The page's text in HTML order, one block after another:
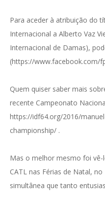
Para aceder à atribuição do
Internacional a Alberto Vaz
Internacional de Damas),
(https://www.facebook.com/
Quem quiser saber mais
recente Campeonato
https://idf64.org/2016/
championship/ .
Mas o melhor mesmo foi
CATL nas Férias de Natal,
simultânea que tanto